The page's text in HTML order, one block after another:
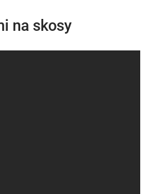
na skosy